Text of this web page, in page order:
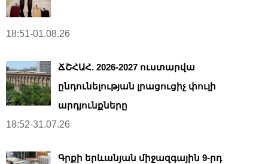
18:51-01.08.26
ՃՇՀԱՀ. 2026-2027 ուստարվա
ընդունելության լրացուցիչ փուլի
արդյունքները
18:52-31.07.26
Գրքի երևանյան միջազգային 9-րդ